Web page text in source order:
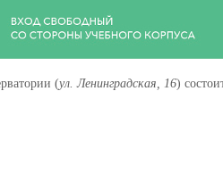
(ул. Ленинградская, 16)